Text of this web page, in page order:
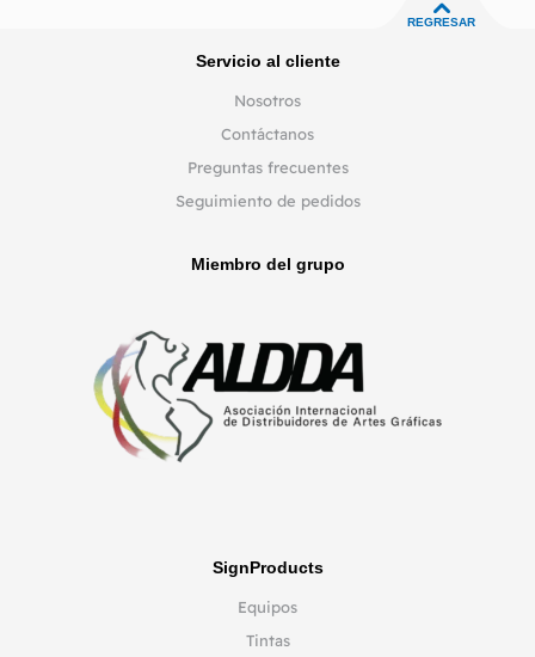
REGRESAR
Servicio al cliente
Nosotros
Contáctanos
Preguntas frecuentes
Seguimiento de pedidos
Miembro del grupo
SignProducts
Equipos
Tintas